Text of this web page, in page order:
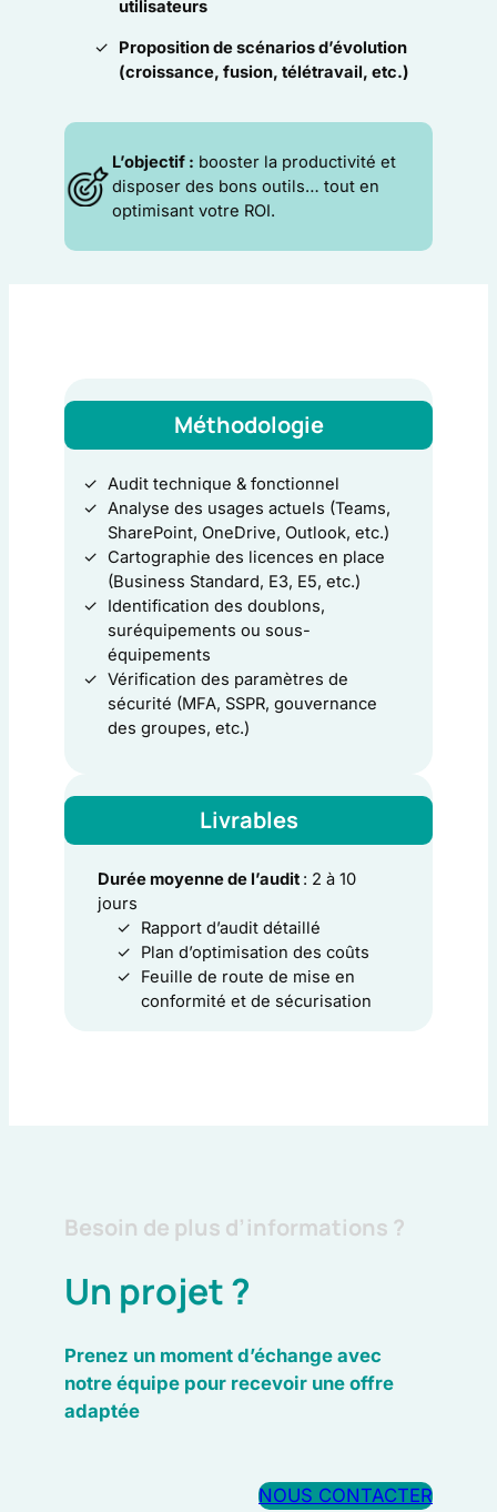
utilisateurs
Proposition de scénarios d’évolution
(croissance, fusion, télétravail, etc.)
L’objectif : booster la productivité et
disposer des bons outils… tout en
optimisant votre ROI.
Méthodologie
Audit technique & fonctionnel
Analyse des usages actuels (Teams,
SharePoint, OneDrive, Outlook, etc.)
Cartographie des licences en place
(Business Standard, E3, E5, etc.)
Identification des doublons,
suréquipements ou sous-
équipements
Vérification des paramètres de
sécurité (MFA, SSPR, gouvernance
des groupes, etc.)
Livrables
Durée moyenne de l’audit : 2 à 10
jours
Rapport d’audit détaillé
Plan d’optimisation des coûts
Feuille de route de mise en
conformité et de sécurisation
Besoin de plus d’informations ?
Un projet ?
Prenez un moment d’échange avec
notre équipe pour recevoir une offre
adaptée
NOUS CONTACTER